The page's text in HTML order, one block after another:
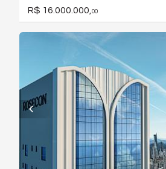
R$ 16.000.000, 00